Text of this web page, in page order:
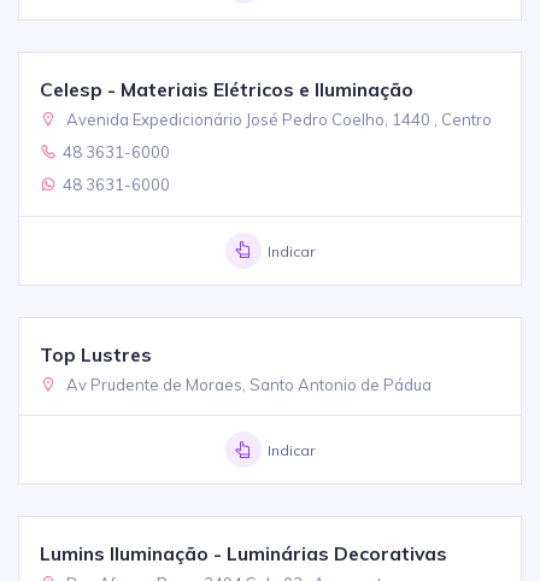
Celesp - Materiais Elétricos e Iluminação
Avenida Expedicionário José Pedro Coelho, 1440 , Centro
48 3631-6000
48 3631-6000
Indicar
Top Lustres
Av Prudente de Moraes, Santo Antonio de Pádua
Indicar
Lumins Iluminação - Luminárias Decorativas